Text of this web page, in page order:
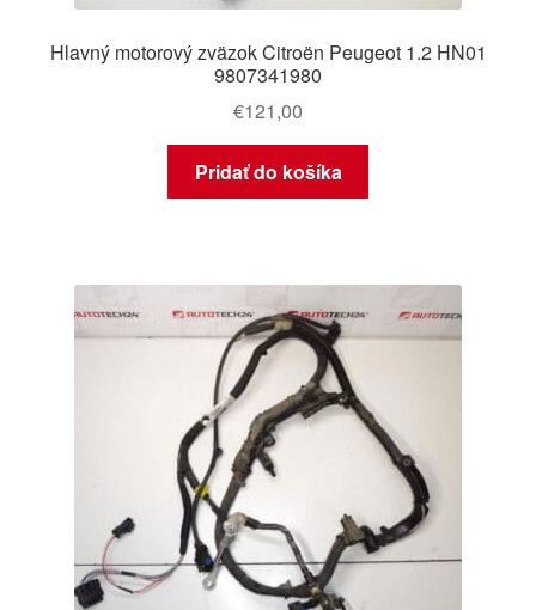
Hlavný motorový zväzok Citroën Peugeot 1.2 HN01
9807341980
€121,00
Pridať do košíka